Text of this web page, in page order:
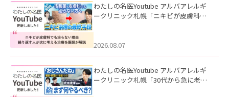
わたしの名医Youtube アルバアレルギ
ークリニック札幌「ニキビが皮膚科で
ました。
2026.08.07
わたしの名医Youtube アルバアレルギ
ークリニック札幌「30代から急に老け